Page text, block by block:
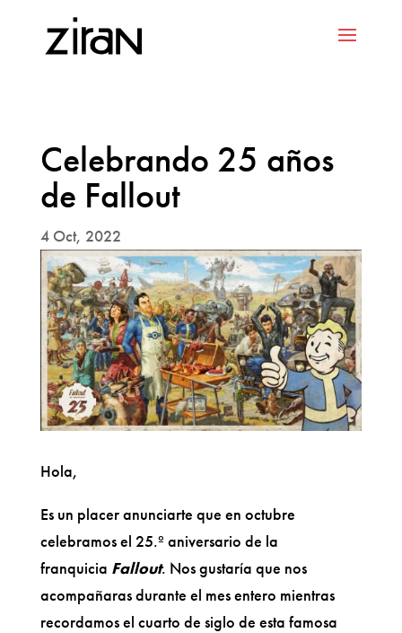
Celebrando 25 años
de Fallout
4 Oct, 2022
Hola,
Es un placer anunciarte que en octubre
celebramos el 25.º aniversario de la
franquicia Fallout. Nos gustaría que nos
acompañaras durante el mes entero mientras
recordamos el cuarto de siglo de esta famosa